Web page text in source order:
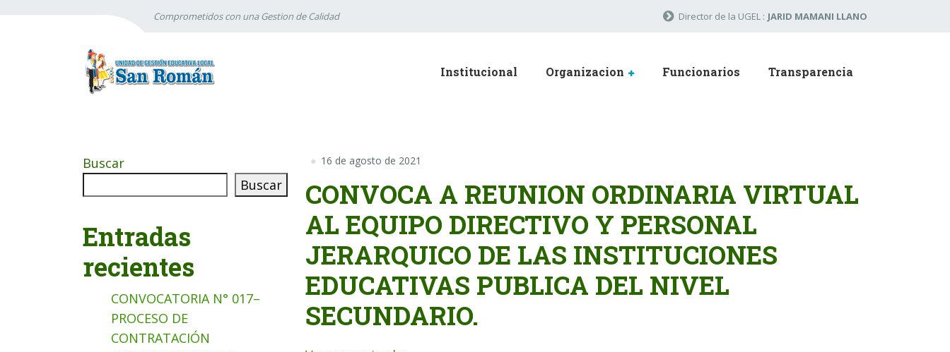
Comprometidos con una Gestion de Calidad Director de la UGEL : JARID MAMANI LLANO
Institucional Organizacion Funcionarios Transparencia
16 de agosto de 2021
CONVOCA A REUNION ORDINARIA VIRTUAL
AL EQUIPO DIRECTIVO Y PERSONAL
JERARQUICO DE LAS INSTITUCIONES
EDUCATIVAS PUBLICA DEL NIVEL
SECUNDARIO.
Buscar
Buscar
Entradas
recientes
CONVOCATORIA N° 017–
PROCESO DE
CONTRATACIÓN